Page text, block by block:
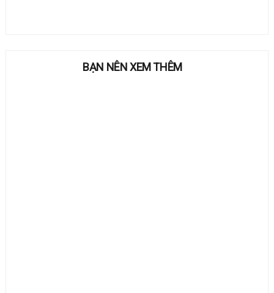
BẠN NÊN XEM THÊM